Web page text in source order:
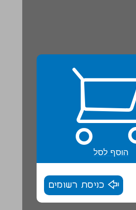
הוסף לסל
כניסת רשומים